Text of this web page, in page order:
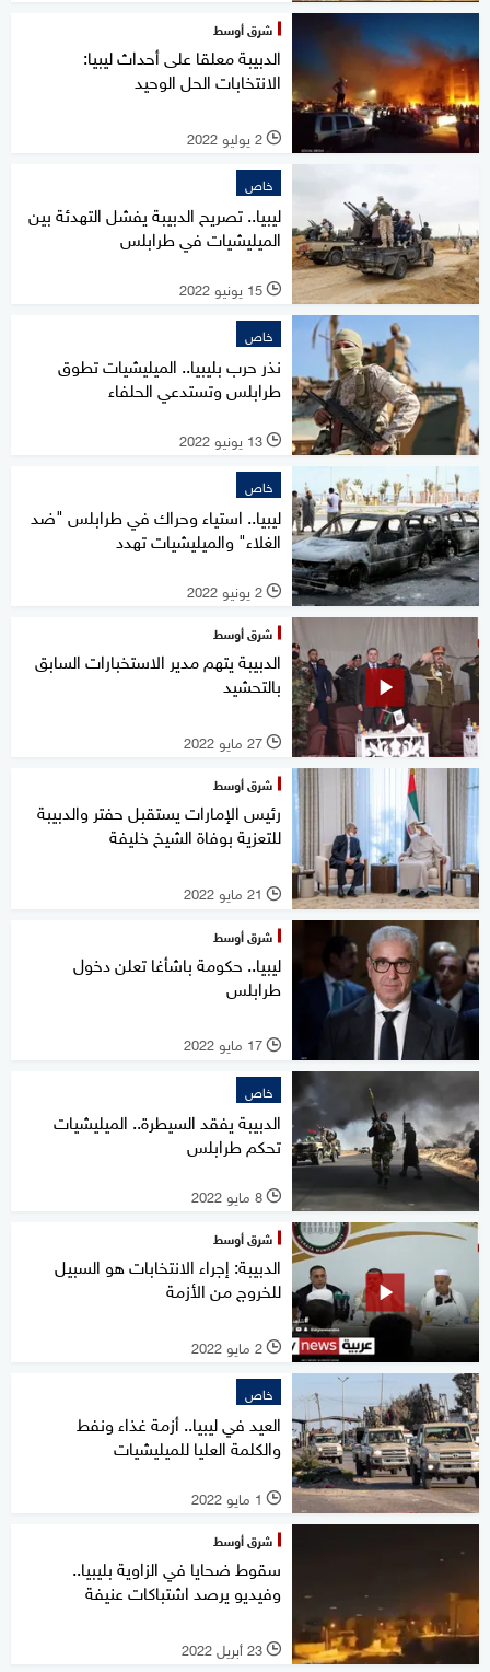
شرق أوسط
الدبيبة معلقا على أحداث ليبيا:
الانتخابات الحل الوحيد
l 2 يوليو 2022
خاص
ليبيا.. تصريح الدبيبة يفشل التهدئة بين
الميليشيات في طرابلس
l 15 يونيو 2022
خاص
نذر حرب بليبيا.. الميليشيات تطوق
طرابلس وتستدعي الحلفاء
l 13 يونيو 2022
خاص
ليبيا.. استياء وحراك في طرابلس "ضد
الغلاء" والميليشيات تهدد
l 2 يونيو 2022
شرق أوسط
الدبيبة يتهم مدير الاستخبارات السابق
بالتحشيد
l 27 مايو 2022
شرق أوسط
رئيس الإمارات يستقبل حفتر والدبيبة
للتعزية بوفاة الشيخ خليفة
l 21 مايو 2022
شرق أوسط
ليبيا.. حكومة باشأغا تعلن دخول
طرابلس
l 17 مايو 2022
خاص
الدبيبة يفقد السيطرة.. الميليشيات
تحكم طرابلس
l 8 مايو 2022
شرق أوسط
الدبيبة: إجراء الانتخابات هو السبيل
للخروج من الأزمة
l 2 مايو 2022
خاص
العيد في ليبيا.. أزمة غذاء ونفط
والكلمة العليا للميليشيات
l 1 مايو 2022
شرق أوسط
سقوط ضحايا في الزاوية بليبيا..
وفيديو يرصد اشتباكات عنيفة
l 23 أبريل 2022